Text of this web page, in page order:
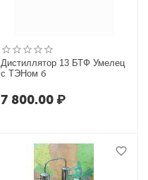
Дистиллятор 13 БТФ Умелец
с ТЭНом б
7 800.00₽